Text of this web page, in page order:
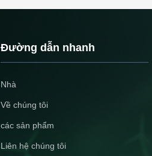
Đường dẫn nhanh
Nhà
Về chúng tôi
các sản phẩm
Liên hệ chúng tôi